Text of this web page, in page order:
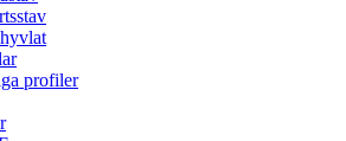
profiler